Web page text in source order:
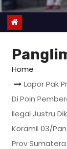
Home
Lapor Pak
Di Poin
Ilegal Justru
Koramil 03/
Prov Sumatera